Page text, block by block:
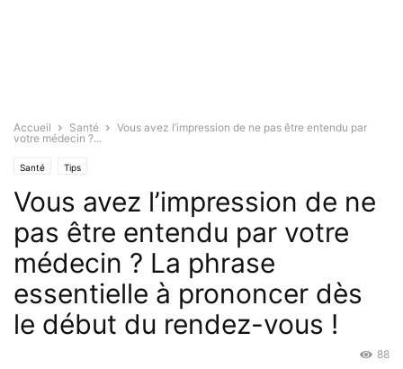
Accueil Santé
Vous avez l’impression de ne pas être entendu par
votre médecin ?...
Santé Tips
Vous avez l’impression de ne
pas être entendu par votre
médecin ? La phrase
essentielle à prononcer dès
le début du rendez-vous !
88